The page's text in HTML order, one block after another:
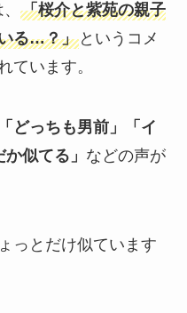
「桜介と紫苑の親子
る…？」というコメ
ています。
「どっちも男前」「イ
似てる」 などの声が
っとだけ似ています